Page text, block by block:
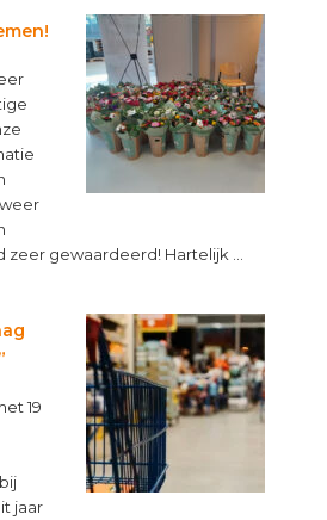
muntjes,
groot
verschil!
zeer gewaardeerd! Hartelijk …
19
jaar